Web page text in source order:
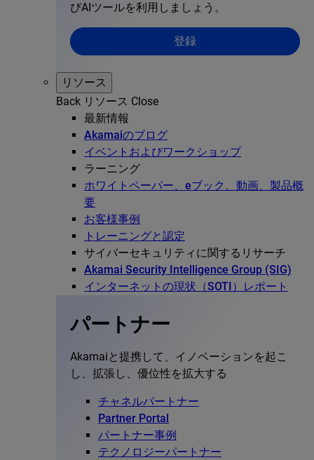
びAIツールを利用しましょう。
登録
リソース
Back リソース Close
最新情報
Akamaiのブログ
イベントおよびワークショップ
ラーニング
ホワイトペーパー、eブック、動画、製品概
要
お客様事例
トレーニングと認定
サイバーセキュリティに関するリサーチ
Akamai Security Intelligence Group (SIG)
インターネットの現状（SOTI）レポート
パートナー
Akamaiと提携して、イノベーションを起こ
し、拡張し、優位性を拡大する
チャネルパートナー
Partner Portal
パートナー事例
テクノロジーパートナー